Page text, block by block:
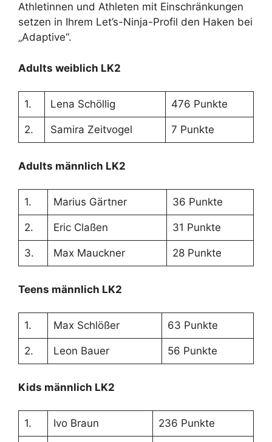
Athletinnen und Athleten mit Einschränkungen
setzen in Ihrem Let’s-Ninja-Profil den Haken bei
„Adaptive“.
Adults weiblich LK2
1. Lena Schöllig 476 Punkte
2. Samira Zeitvogel 7 Punkte
Adults männlich LK2
1. Marius Gärtner 36 Punkte
2. Eric Claßen 31 Punkte
3. Max Mauckner 28 Punkte
Teens männlich LK2
1. Max Schlößer 63 Punkte
2. Leon Bauer 56 Punkte
Kids männlich LK2
1. Ivo Braun 236 Punkte